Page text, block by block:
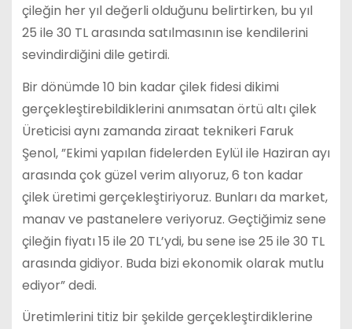
çileğin her yıl değerli olduğunu belirtirken, bu yıl
25 ile 30 TL arasında satılmasının ise kendilerini
sevindirdiğini dile getirdi.
Bir dönümde 10 bin kadar çilek fidesi dikimi
gerçekleştirebildiklerini anımsatan örtü altı çilek
Üreticisi aynı zamanda ziraat teknikeri Faruk
Şenol, ”Ekimi yapılan fidelerden Eylül ile Haziran ayı
arasında çok güzel verim alıyoruz, 6 ton kadar
çilek üretimi gerçekleştiriyoruz. Bunları da market,
manav ve pastanelere veriyoruz. Geçtiğimiz sene
çileğin fiyatı 15 ile 20 TL’ydi, bu sene ise 25 ile 30 TL
arasında gidiyor. Buda bizi ekonomik olarak mutlu
ediyor” dedi.
Üretimlerini titiz bir şekilde gerçekleştirdiklerine